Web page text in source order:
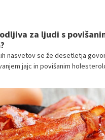
za ljudi s
nasvetov se že desetletja
jajc in povišanim